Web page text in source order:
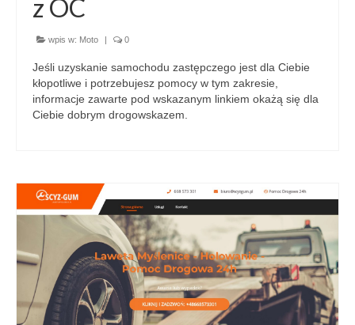
z OC
wpis w: Moto | 0
Jeśli uzyskanie samochodu zastępczego jest dla Ciebie
kłopotliwe i potrzebujesz pomocy w tym zakresie,
informacje zawarte pod wskazanym linkiem okażą się dla
Ciebie dobrym drogowskazem.